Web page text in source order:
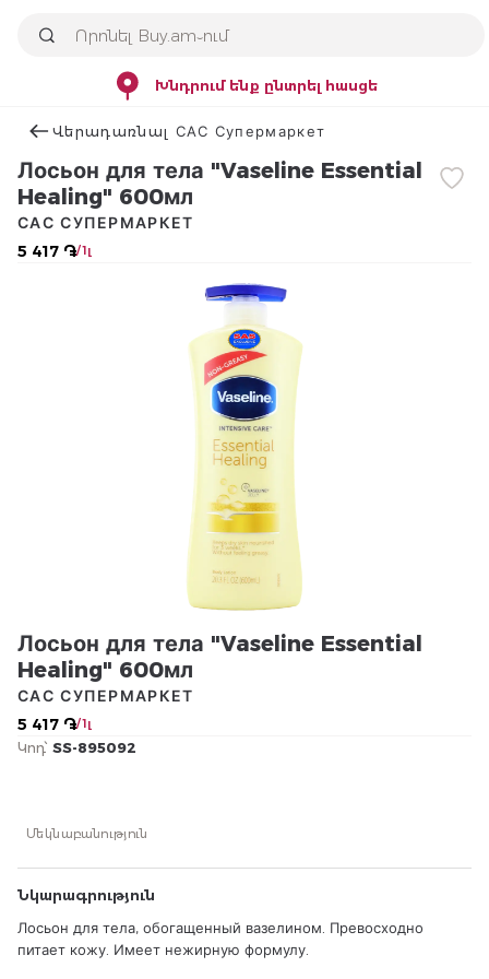
Խնդրում ենք ընտրել հասցե
Վերադառնալ САС Супермаркет
Лосьон для тела "Vaseline Essential
Healing" 600мл
5 417 ֏/ 1լ
САС СУПЕРМАРКЕТ
Лосьон для тела "Vaseline Essential
Healing" 600мл
5 417 ֏/ 1լ
САС СУПЕРМАРКЕТ
Կոդ՝ SS-895092
Մեկնաբանություն
Նկարագրություն
Лосьон для тела, обогащенный вазелином. Превосходно
питает кожу. Имеет нежирную формулу.